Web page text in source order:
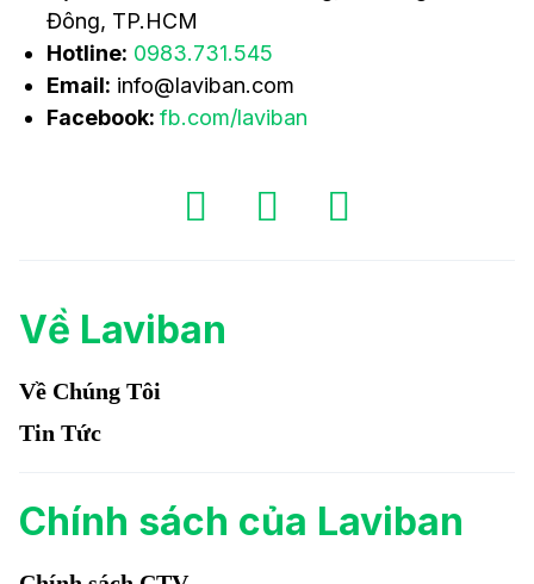
Đông, TP.HCM
Hotline: 0983.731.545
Email: info@laviban.com
Facebook:fb.com/laviban
Về Laviban
Về Chúng Tôi
Tin Tức
Chính sách của Laviban